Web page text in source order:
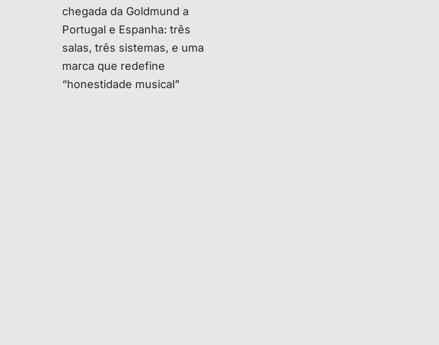
chegada da Goldmund a
Portugal e Espanha: três
salas, três sistemas, e uma
marca que redefine
“honestidade musical”